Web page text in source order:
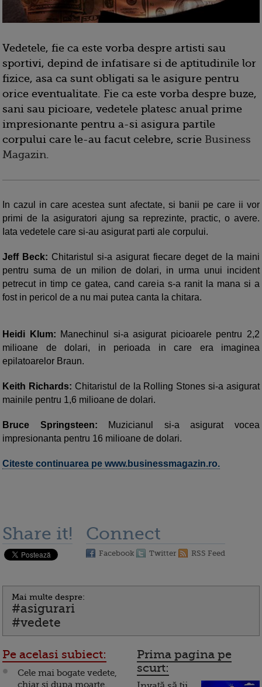
Vedetele, fie ca este vorba despre artisti sau
sportivi, depind de infatisare si de aptitudinile lor
fizice, asa ca sunt obligati sa le asigure pentru
orice eventualitate. Fie ca este vorba despre buze,
sani sau picioare, vedetele platesc anual prime
impresionante pentru a-si asigura partile
corpului care le-au facut celebre, scrie Business
Magazin
In cazul in care acestea sunt afectate, si banii pe care ii vor
primi de la asiguratori ajung sa reprezinte, practic, o avere.
Iata vedetele care si-au asigurat parti ale corpului.
Jeff Beck: Chitaristul si-a asigurat fiecare deget de la maini
pentru suma de un milion de dolari, in urma unui incident
petrecut in timp ce gatea, cand careia s-a ranit la mana si a
fost in pericol de a nu mai putea canta la chitara.
Heidi Klum: Manechinul si-a asigurat picioarele pentru 2,2
milioane de dolari, in perioada in care era imaginea
epilatoarelor Braun.
Keith Richards: Chitaristul de la Rolling Stones si-a asigurat
mainile pentru 1,6 milioane de dolari.
Bruce Springsteen:
Muzicianul si-a asigurat vocea
impresionanta pentru 16 milioane de dolari.
Citeste continuarea pe www.businessmagazin.ro.
Share it! Connect
Facebook Twitter RSS Feed
Mai multe despre:
#asigurari
#vedete
Pe acelasi subiect:
Cele mai bogate vedete,
chiar si dupa moarte.
Prima pagina pe
scurt: